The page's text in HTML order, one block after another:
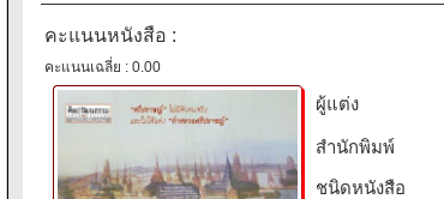
คะแนนหนังสือ :
คะแนนเฉลี่ย : 0.00
ผู้แต่ง
สำนักพิมพ์
ชนิดหนังสือ­